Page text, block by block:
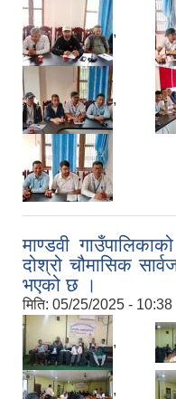
,
,
माण्डवी
दोश्रो चौमासिक
भएको छ ।
मिति: 05/25/2025 - 10:38
,
,